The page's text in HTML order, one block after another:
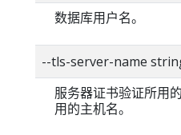
数据库用户名。
--tls-server-name
服务器证书验证所用
用的主机名。